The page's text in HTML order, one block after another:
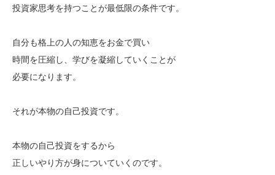
投資家思考を持つことが最低限の条件です。
自分も格上の人の知恵をお金で買い
時間を圧縮し、学びを凝縮していくことが
必要になります。
それが本物の自己投資です。
本物の自己投資をするから
正しいやり方が身についていくのです。